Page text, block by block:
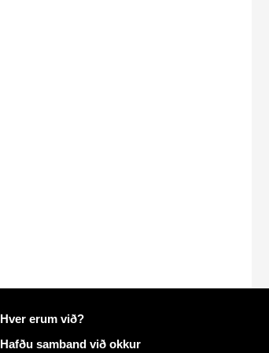
Frekari upplýsingar á Mailo
Hver erum við?
Hafðu samband við okkur